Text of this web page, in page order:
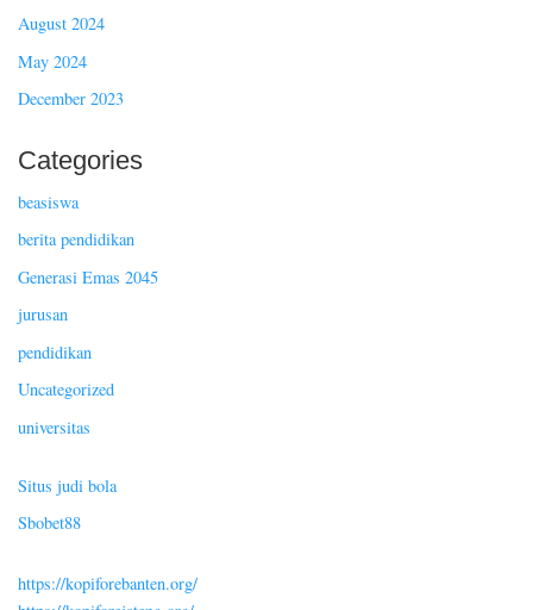
August 2024
May 2024
December 2023
Categories
beasiswa
berita pendidikan
Generasi Emas 2045
jurusan
pendidikan
Uncategorized
universitas
Situs judi bola
Sbobet88
https://kopiforebanten.org/